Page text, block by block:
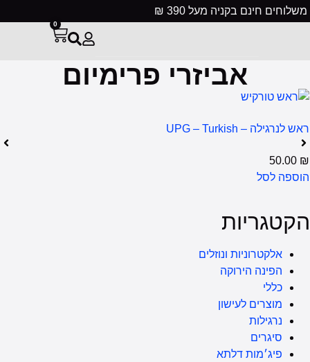
משלוחים חינם בקניה מעל 390 ₪
0
אביזרי פרימיום
ראש לנרגילה – UPG – Turkish
50.00 ₪
הוספה לסל
הקטגריות
אלקטרוניות ונוזלים
הפינה הירוקה
כללי
מוצרים לעישון
נרגילות
סיגרים
פיג׳מות דלתא